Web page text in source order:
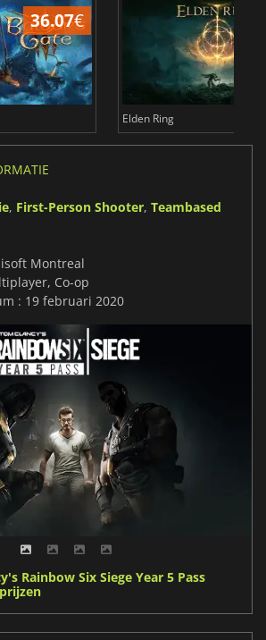
36.07€
Elden Ring
, First-Person Shooter, Teambased
Montreal
Co-op
: 19 februari 2020
Rainbow Six Siege Year 5 Pass